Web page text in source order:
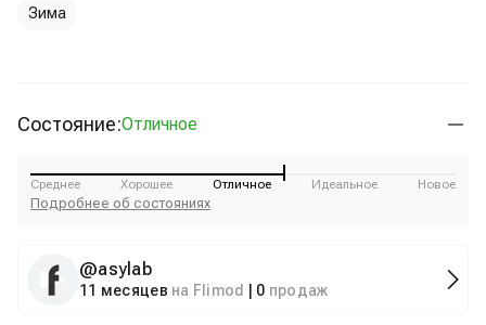
Зима
Состояние:Отличное
Среднее Хорошее Отличное Идеальное Новое
Подробнее об состояниях
@asylab
11 месяцев на Flimod 0 продаж